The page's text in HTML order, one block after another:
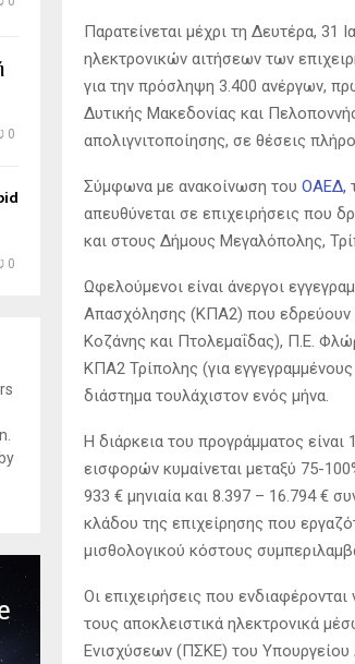
Παρατείνεται μέχρι τη Δευτέρα, 31
ηλεκτρονικών αιτήσεων των
για την πρόσληψη 3.400 ανέργων,
Δυτικής Μακεδονίας και
απολιγνιτοποίησης, σε θέσεις
Σύμφωνα με ανακοίνωση του ΟΑΕΔ,
απευθύνεται σε επιχειρήσεις που
και στους Δήμους Μεγαλόπολης,
Ωφελούμενοι είναι άνεργοι
Απασχόλησης (ΚΠΑ2) που εδρεύουν
Κοζάνης και Πτολεμαΐδας), Π.Ε.
ΚΠΑ2 Τρίπολης (για
διάστημα τουλάχιστον ενός μήνα.
Η διάρκεια του προγράμματος
εισφορών κυμαίνεται μεταξύ 75-
933 € μηνιαία και 8.397 – 16.794 €
κλάδου της επιχείρησης που
μισθολογικού κόστους
Οι επιχειρήσεις που
τους αποκλειστικά ηλεκτρονικά
Ενισχύσεων (ΠΣΚΕ) του
0
0